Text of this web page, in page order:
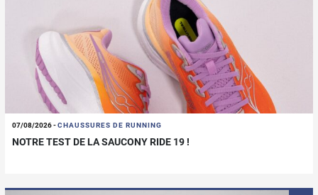
07/08/2026-CHAUSSURES DE RUNNING
NOTRE TEST DE LA SAUCONY RIDE 19 !